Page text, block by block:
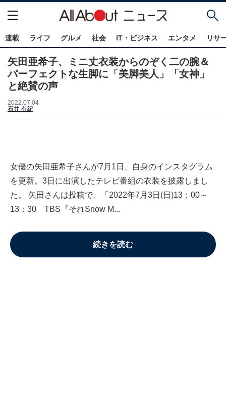
連載 ライフ グルメ 社会 IT・ビジネス エンタメ リサ
矢田亜希子、ミニ丈衣装からのぞく二の腕＆
パーフェクトな生脚に「美脚美人」「女神」
と絶賛の声
2022.07.04
石井 有紀
女優の矢田亜希子さんが7月1日、自身のインスタグラム
を更新。3日に出演したテレビ番組の衣装を披露しまし
た。 矢田さんは投稿で、「2022年7月3日(日)13：00～
13：30 TBS『それSnow M...
続きを読む